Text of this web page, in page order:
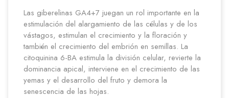
Las giberelinas GA4+7 juegan un rol importante en la
estimulación del alargamiento de las células y de los
vástagos, estimulan el crecimiento y la floración y
también el crecimiento del embrión en semillas. La
citoquinina 6-BA estimula la división celular, revierte la
dominancia apical, interviene en el crecimiento de las
yemas y el desarrollo del fruto y demora la
senescencia de las hojas.